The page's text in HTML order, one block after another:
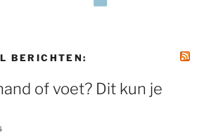
BERICHTEN:
of voet? Dit kun je